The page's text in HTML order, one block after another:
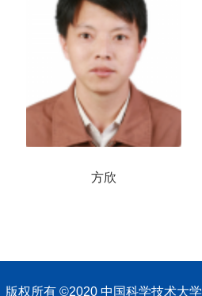
方欣
版权所有 ©2020 中国科学技术大学